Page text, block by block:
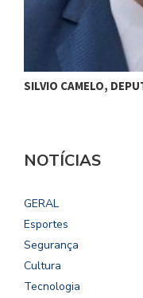
SILVIO CAMELO,
NOTÍCIAS
GERAL
Esportes
Segurança
Cultura
Tecnologia